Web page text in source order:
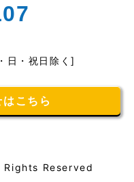
日・祝日除く]
こちら
Reserved